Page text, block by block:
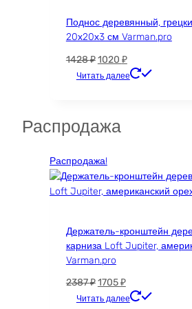
Поднос деревянный,
20х20х3 см Varman.pro
1428₽Первоначальная
цена
1020 ₽Текущая
цена:
Читать далее
Распродажа
Распродажа!
Держатель-кронштейн
карниза Loft Jupiter,
Varman.pro
2387₽Первоначальная
цена
1705₽Текущая
цена:
Читать далее